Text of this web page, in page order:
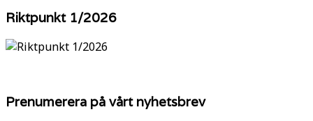
Riktpunkt 1/2026
Prenumerera på vårt nyhetsbrev